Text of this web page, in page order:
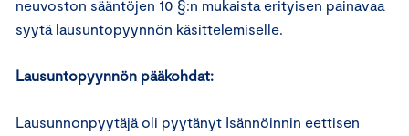
neuvoston sääntöjen 10 §:n mukaista erityisen painavaa
syytä lausuntopyynnön käsittelemiselle.
Lausuntopyynnön pääkohdat:
Lausunnonpyytäjä oli pyytänyt Isännöinnin eettisen